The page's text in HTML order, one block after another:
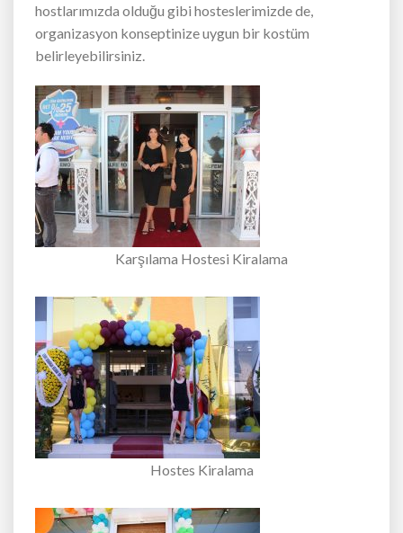
hostlarımızda olduğu gibi hosteslerimizde de,
organizasyon konseptinize uygun bir kostüm
belirleyebilirsiniz.
Karşılama Hostesi Kiralama
Hostes Kiralama